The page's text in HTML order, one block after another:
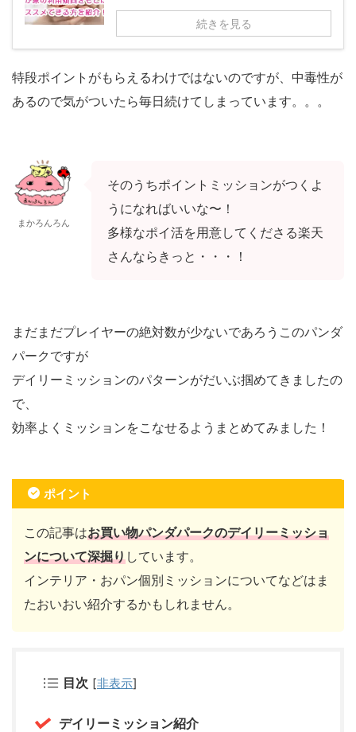
続きを見る
特段ポイントがもらえるわけではないのですが、中毒性が
あるので気がついたら毎日続けてしまっています。。。
まかろんろん
そのうちポイントミッションがつくよ
うになればいいな〜！
多様なポイ活を用意してくださる楽天
さんならきっと・・・！
まだまだプレイヤーの絶対数が少ないであろうこのパンダ
パークですが
デイリーミッションのパターンがだいぶ掴めてきましたの
で、
効率よくミッションをこなせるようまとめてみました！
ポイント
この記事はお買い物パンダパークのデイリーミッショ
ンについて深掘りしています。
インテリア・おパン個別ミッションについてなどは ま
たおいおい紹介するかもしれません。
目次 [非表示]
デイリーミッション紹介